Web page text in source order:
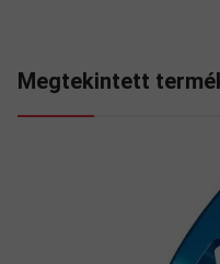
Megtekintett